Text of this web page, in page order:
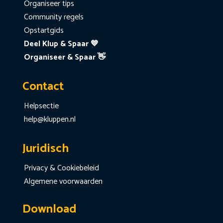
Organiseer tips
Community regels
Opstartgids
Deel Klup & Spaar 💙
Organiseer & Spaar 👋
Contact
Helpsectie
help@kluppen.nl
Juridisch
Privacy & Cookiebeleid
Algemene voorwaarden
Download